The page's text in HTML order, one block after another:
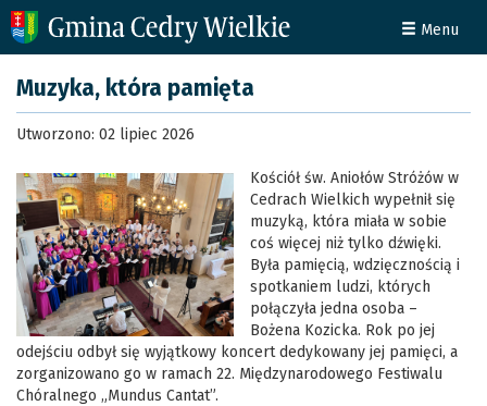
Menu
Muzyka, która pamięta
Utworzono: 02 lipiec 2026
Kościół św. Aniołów Stróżów w
Cedrach Wielkich wypełnił się
muzyką, która miała w sobie
coś więcej niż tylko dźwięki.
Była pamięcią, wdzięcznością i
spotkaniem ludzi, których
połączyła jedna osoba –
Bożena Kozicka. Rok po jej
odejściu odbył się wyjątkowy koncert dedykowany jej pamięci, a
zorganizowano go w ramach 22. Międzynarodowego Festiwalu
Chóralnego „Mundus Cantat”.